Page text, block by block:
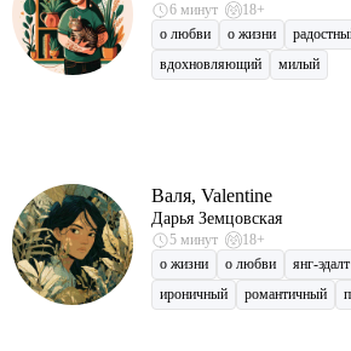
6 минут
18+
о любви
о жизни
вдохновляющий
милый
Валя, Valentine
Дарья Земцовская
5 минут
18+
о жизни
о любви янг-эдалт
ироничный
романтичный